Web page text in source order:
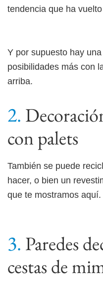
tendencia que ha
Y por supuesto hay
posibilidades más con
arriba.
con palets
También se puede
hacer, o bien un
que te mostramos aquí.
Paredes
cestas de